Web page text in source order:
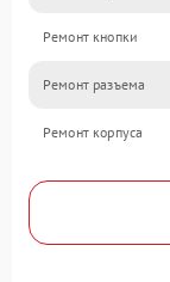
Ремонт кнопки
Ремонт разъема
Ремонт корпуса